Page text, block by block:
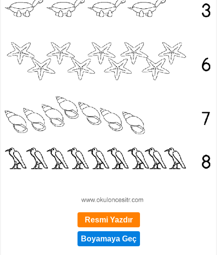
Resmi Yazdır